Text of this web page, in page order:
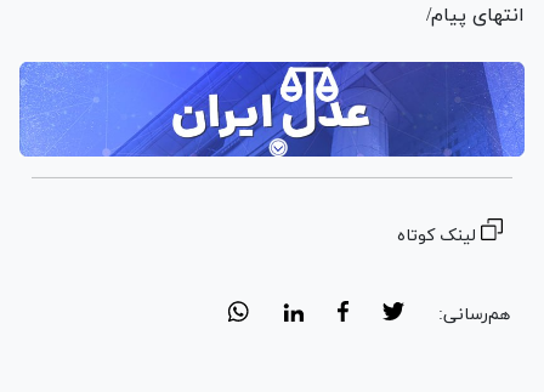
انتهای پیام/
لینک کوتاه
هم‌رسانی: